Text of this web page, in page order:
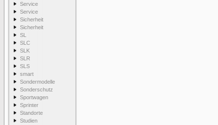
Service
Service
Sicherheit
Sicherheit
SL
SLC
SLK
SLR
SLS
smart
Sondermodelle
Sonderschutz
Sportwagen
Sprinter
Standorte
Studien